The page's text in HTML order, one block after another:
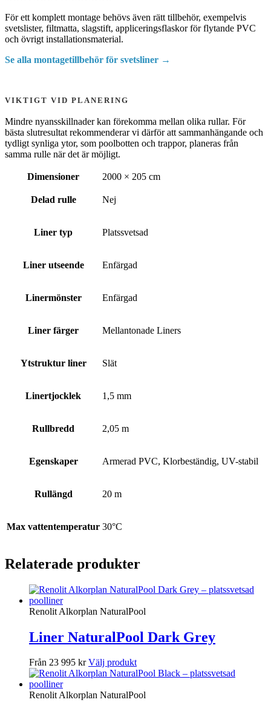
För ett komplett montage behövs även rätt tillbehör, exempelvis
svetslister, filtmatta, slagstift, appliceringsflaskor för flytande PVC
och övrigt installationsmaterial.
Se alla montagetillbehör för svetsliner →
VIKTIGT VID PLANERING
Mindre nyansskillnader kan förekomma mellan olika rullar. För
bästa slutresultat rekommenderar vi därför att sammanhängande och
tydligt synliga ytor, som poolbotten och trappor, planeras från
samma rulle när det är möjligt.
Dimensioner 2000 × 205 cm
Delad rulle Nej
Liner typ Platssvetsad
Liner utseende Enfärgad
Linermönster Enfärgad
Liner färger Mellantonade Liners
Ytstruktur liner Slät
Linertjocklek 1,5 mm
Rullbredd 2,05 m
Egenskaper Armerad PVC, Klorbeständig, UV-stabil
Rullängd 20 m
Max vattentemperatur 30°C
Relaterade produkter
Renolit Alkorplan NaturalPool
Liner NaturalPool Dark Grey
Från 23 995 kr Välj produkt
Renolit Alkorplan NaturalPool